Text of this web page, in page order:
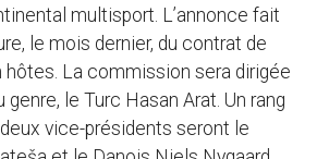
multisport. L’annonce fait
le mois dernier, du contrat de
hôtes. La commission sera dirigée
genre, le Turc Hasan Arat. Un rang
vice-présidents seront le